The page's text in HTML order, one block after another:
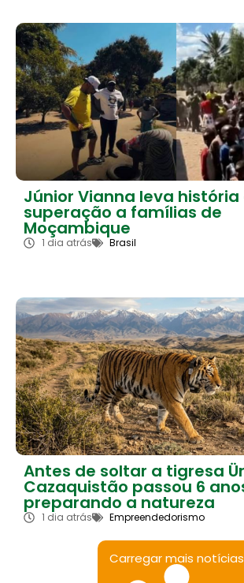
Júnior Vianna leva história
superação a famílias de
Moçambique
1 dia atrás Brasil
Antes de soltar a tigresa
Cazaquistão passou 6
preparando a natureza
1 dia atrás Empreendedorismo
Carregar mais notícias